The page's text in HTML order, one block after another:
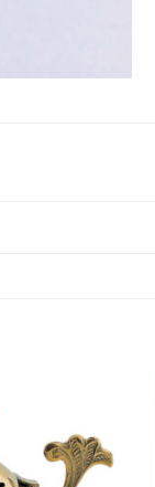
Πρόσθήκη
στην λίστα
επιθυμιών